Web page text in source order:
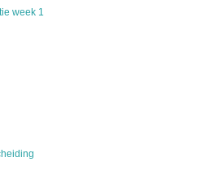
week 1